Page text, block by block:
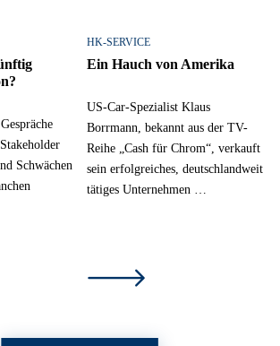
Schwächen
HK-SERVICE
Ein Hauch von Amerika
US-Car-Spezialist Klaus
Borrmann, bekannt aus der TV-
Reihe „Cash für Chrom“, verkauft
sein erfolgreiches, deutschlandweit
tätiges Unternehmen …